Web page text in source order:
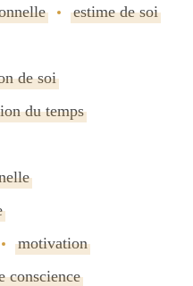
estime de soi
de soi
du temps
motivation
conscience